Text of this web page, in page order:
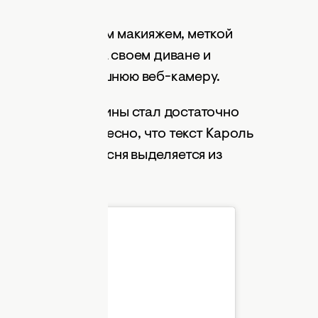
с роскошным макияжем, меткой
лежала дома на своем диване и
на домашнюю веб-камеру.
нового трека Тины стал достаточно
Однако интересно, что текст Кароль
что песня выделяется из